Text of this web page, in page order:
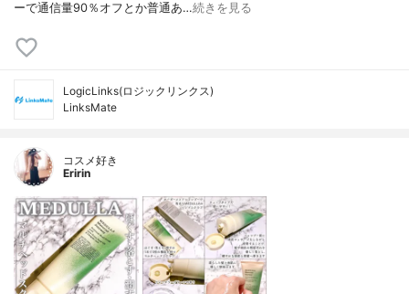
ーで通信量90％オフとか普通あ…続きを見る
LogicLinks(ロジックリンクス)
LinksMate
コスメ好き
Eririn